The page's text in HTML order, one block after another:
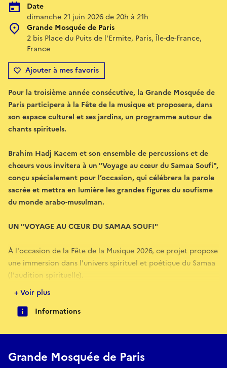
Date
dimanche 21 juin 2026 de 20h à 21h
Grande Mosquée de Paris
2 bis Place du Puits de l'Ermite, Paris, Île-de-France,
France
Ajouter à mes favoris
Pour la troisième année consécutive, la Grande Mosquée de
Paris participera à la Fête de la musique et proposera, dans
son espace culturel et ses jardins, un programme autour de
chants spirituels.
Brahim Hadj Kacem et son ensemble de percussions et de
chœurs vous invitera à un "Voyage au cœur du Samaa Soufi",
conçu spécialement pour l’occasion, qui célébrera la parole
sacrée et mettra en lumière les grandes figures du soufisme
du monde arabo-musulman.
UN "VOYAGE AU CŒUR DU SAMAA SOUFI"
À l'occasion de la Fête de la Musique 2026, ce projet propose
une immersion dans l'univers spirituel et poétique du Samaa
(l'audition spirituelle).
Conçu spécifiquement pour résonner avec l'architecture et
la vocation de la Grande Mosquée de Paris, ce spectacle est
figures du soufisme du monde arabo-musulman de ces
+ Voir plus
Informations
Grande Mosquée de Paris